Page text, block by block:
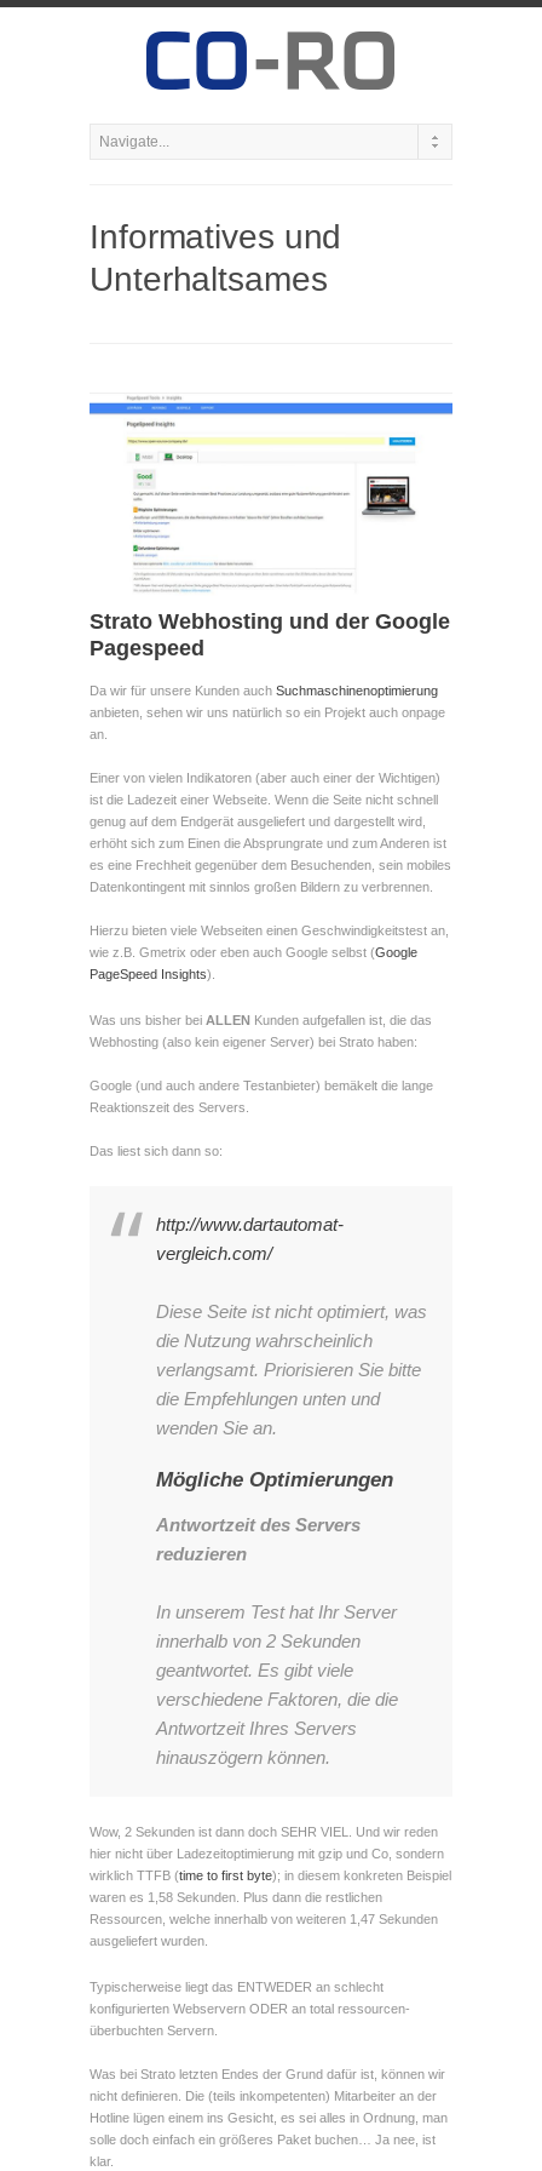
Informatives und
Unterhaltsames
Strato Webhosting und der Google
Pagespeed
Da wir für unsere Kunden auch Suchmaschinenoptimierung
anbieten, sehen wir uns natürlich so ein Projekt auch onpage
an.
Einer von vielen Indikatoren (aber auch einer der Wichtigen)
ist die Ladezeit einer Webseite. Wenn die Seite nicht schnell
genug auf dem Endgerät ausgeliefert und dargestellt wird,
erhöht sich zum Einen die Absprungrate und zum Anderen ist
es eine Frechheit gegenüber dem Besuchenden, sein mobiles
Datenkontingent mit sinnlos großen Bildern zu verbrennen.
Hierzu bieten viele Webseiten einen Geschwindigkeitstest an,
wie z.B. Gmetrix oder eben auch Google selbst (Google
PageSpeed Insights).
Was uns bisher bei ALLEN Kunden aufgefallen ist, die das
Webhosting (also kein eigener Server) bei Strato haben:
Google (und auch andere Testanbieter) bemäkelt die lange
Reaktionszeit des Servers.
Das liest sich dann so:
http://www.dartautomat-
vergleich.com/
Diese Seite ist nicht optimiert, was
die Nutzung wahrscheinlich
verlangsamt. Priorisieren Sie bitte
die Empfehlungen unten und
wenden Sie an.
Mögliche Optimierungen
Antwortzeit des Servers
reduzieren
In unserem Test hat Ihr Server
innerhalb von 2 Sekunden
geantwortet. Es gibt viele
verschiedene Faktoren, die die
Antwortzeit Ihres Servers
hinauszögern können.
Wow, 2 Sekunden ist dann doch SEHR VIEL. Und wir reden
hier nicht über Ladezeitoptimierung mit gzip und Co, sondern
wirklich TTFB (time to first byte); in diesem konkreten Beispiel
waren es 1,58 Sekunden. Plus dann die restlichen
Ressourcen, welche innerhalb von weiteren 1,47 Sekunden
ausgeliefert wurden.
Typischerweise liegt das ENTWEDER an schlecht
konfigurierten Webservern ODER an total ressourcen-
überbuchten Servern.
Was bei Strato letzten Endes der Grund dafür ist, können wir
nicht definieren. Die (teils inkompetenten) Mitarbeiter an der
Hotline lügen einem ins Gesicht, es sei alles in Ordnung, man
solle doch einfach ein größeres Paket buchen… Ja nee, ist
klar.